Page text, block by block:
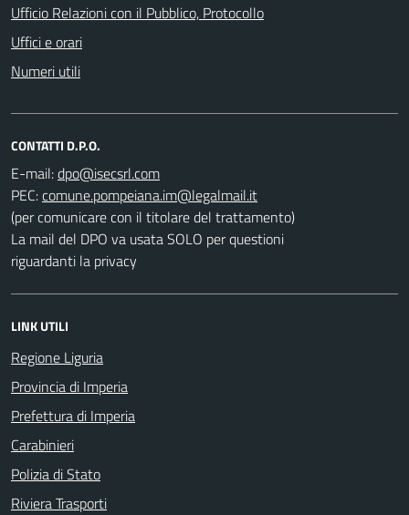
Ufficio Relazioni con il Pubblico, Protocollo
Uffici e orari
Numeri utili
CONTATTI D.P.O.
E-mail:
PEC:
(per comunicare con il titolare del trattamento)
La mail del DPO va usata SOLO per questioni
riguardanti la privacy
LINK UTILI
Regione Liguria
Provincia di Imperia
Prefettura di Imperia
Carabinieri
Polizia di Stato
Riviera Trasporti